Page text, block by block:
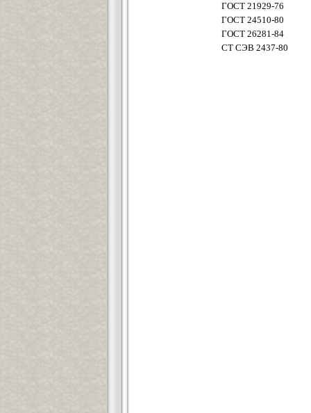
ГОСТ 21929-76
ГОСТ 24510-80
ГОСТ 26281-84
СТ СЭВ 2437-80